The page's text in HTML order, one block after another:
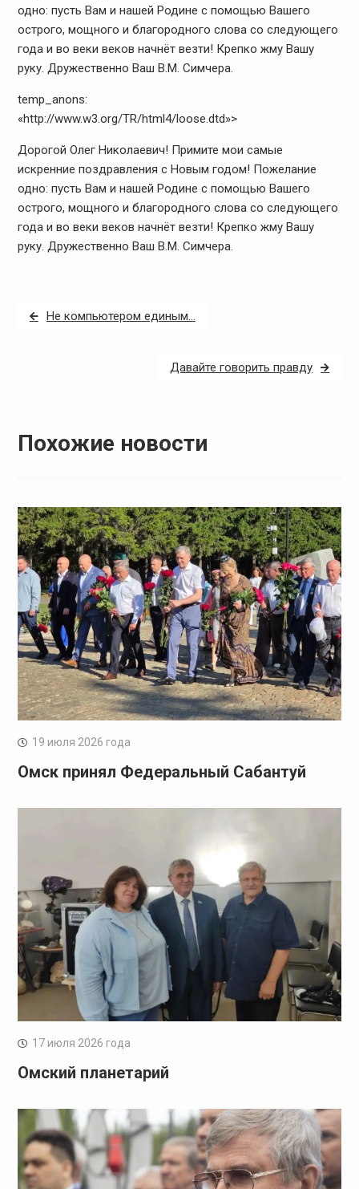
одно: пусть Вам и нашей Родине с помощью Вашего
острого, мощного и благородного слова со следующего
года и во веки веков начнёт везти! Крепко жму Вашу
руку. Дружественно Ваш В.М. Симчера.
temp_anons:
«http://www.w3.org/TR/html4/loose.dtd»>
Дорогой Олег Николаевич! Примите мои самые
искренние поздравления с Новым годом! Пожелание
одно: пусть Вам и нашей Родине с помощью Вашего
острого, мощного и благородного слова со следующего
года и во веки веков начнёт везти! Крепко жму Вашу
руку. Дружественно Ваш В.М. Симчера.
Навигация
Не компьютером единым…
Давайте говорить правду
Похожие новости
19 июля 2026 года
Омск принял Федеральный Сабантуй
17 июля 2026 года
Омский планетарий